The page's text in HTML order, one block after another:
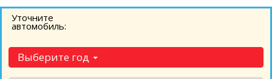
Уточните
автомобиль:
Выберите год